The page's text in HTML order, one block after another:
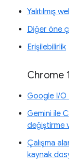
Yalıtılmış
Diğer öne
Erişilebilirlik
Chrome
Google I/O
Gemini ile
değiştirme
Çalışma
kaynak